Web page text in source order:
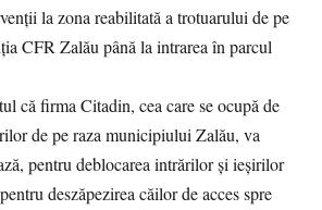
la zona reabilitată a trotuarului de pe
CFR Zalău până la intrarea în parcul
că firma Citadin, cea care se ocupă de
de pe raza municipiului Zalău, va
pentru deblocarea intrărilor și ieșirilor
deszăpezirea căilor de acces spre